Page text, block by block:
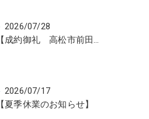
2026/07/28
【成約御礼 高松市前田東町新築住宅3号地】香川県の不動産の買取・売却・査定ならLifeスマイルにお任せください
2026/07/17
【夏季休業のお知らせ】